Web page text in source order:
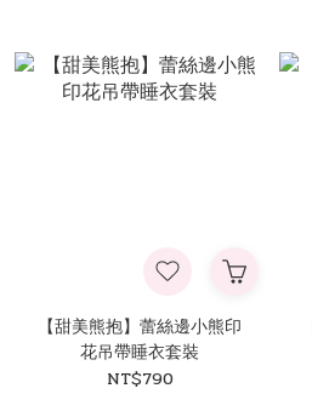
【甜美熊抱】蕾絲邊小熊印
花吊帶睡衣套裝
NT$790